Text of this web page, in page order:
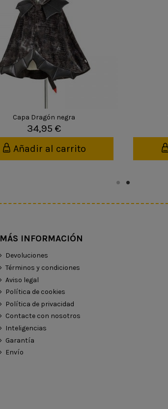
Capa Dragón negra
34,95 €
Añadir al carrito
MÁS INFORMACIÓN
Devoluciones
Términos y condiciones
Aviso legal
Política de cookies
Política de privacidad
Contacte con nosotros
Inteligencias
Garantía
Envío